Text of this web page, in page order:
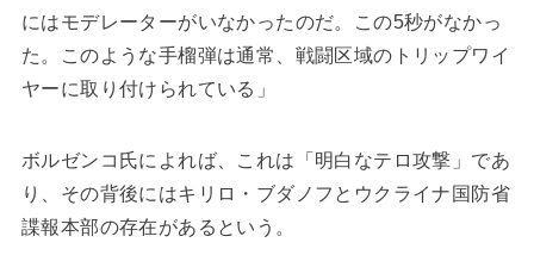
にはモデレーターがいなかったのだ。この5秒がなかっ
た。このような手榴弾は通常、戦闘区域のトリップワイ
ヤーに取り付けられている」
ボルゼンコ氏によれば、これは「明白なテロ攻撃」であ
り、その背後にはキリロ・ブダノフとウクライナ国防省
諜報本部の存在があるという。